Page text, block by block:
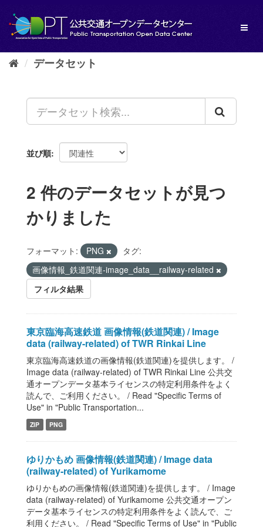
し
データセット
並び順
2 件のデータセットが見つ
かりました
フォーマット: PNG
タグ:
画像情報_鉄道関連-image_data__railway-related
フィルタ結果
東京臨海高速鉄道 画像情報(鉄道関連) / Image
data (railway-related) of TWR Rinkai Line
東京臨海高速鉄道の画像情報(鉄道関連)を提供します。 /
Image data (railway-related) of TWR Rinkai Line 公共交
通オープンデータ基本ライセンスの特定利用条件をよく
読んで、ご利用ください。 / Read "Specific Terms of
Use" in "Public Transportation...
ZIP PNG
ゆりかもめ 画像情報(鉄道関連) / Image data
(railway-related) of Yurikamome
ゆりかもめの画像情報(鉄道関連)を提供します。 / Image
data (railway-related) of Yurikamome 公共交通オープン
データ基本ライセンスの特定利用条件をよく読んで、ご
利用ください。 / Read "Specific Terms of Use" in "Public